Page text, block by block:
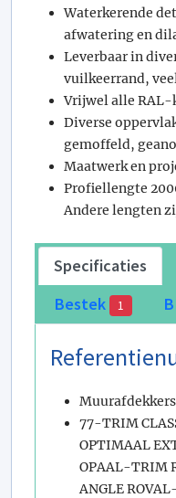
Waterkerende
afwatering en
Leverbaar in
vuilkeerrand,
Vrijwel alle
Diverse
gemoffeld,
Maatwerk en
Profiellengte
Andere lengten
Specificaties
Bestek 1
Muurafdekkers
77-TRIM
OPTIMAAL
OPAAL-TRIM
ANGLE